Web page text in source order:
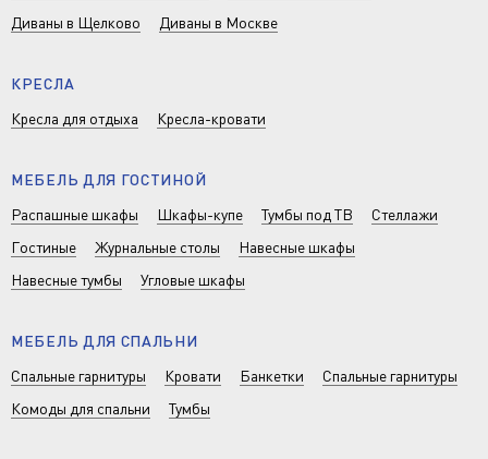
Диваны в Щелково
Диваны в Москве
КРЕСЛА
Кресла для отдыха
Кресла-кровати
МЕБЕЛЬ ДЛЯ ГОСТИНОЙ
Распашные шкафы
Шкафы-купе Тумбы под ТВ
Стеллажи
Гостиные
Журнальные столы
Навесные шкафы
Навесные тумбы
Угловые шкафы
МЕБЕЛЬ ДЛЯ СПАЛЬНИ
Спальные гарнитуры
Кровати Банкетки
Спальные гарнитуры
Комоды для спальни
Тумбы